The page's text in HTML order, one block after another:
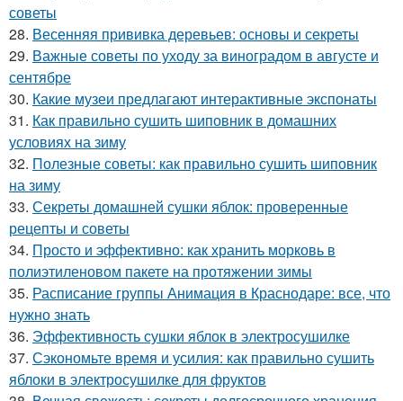
советы
28. Весенняя прививка деревьев: основы и секреты
29. Важные советы по уходу за виноградом в августе и
сентябре
30. Какие музеи предлагают интерактивные экспонаты
31. Как правильно сушить шиповник в домашних
условиях на зиму
32. Полезные советы: как правильно сушить шиповник
на зиму
33. Секреты домашней сушки яблок: проверенные
рецепты и советы
34. Просто и эффективно: как хранить морковь в
полиэтиленовом пакете на протяжении зимы
35. Расписание группы Анимация в Краснодаре: все, что
нужно знать
36. Эффективность сушки яблок в электросушилке
37. Сэкономьте время и усилия: как правильно сушить
яблоки в электросушилке для фруктов